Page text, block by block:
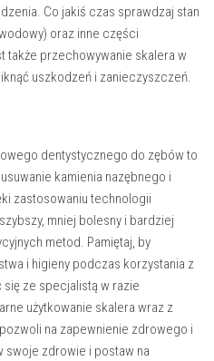
Co jakiś czas sprawdzaj stan
oraz inne części
także przechowywanie skalera w
uszkodzeń i zanieczyszczeń.
dentystycznego do zębów to
kamienia nazębnego i
zastosowaniu technologii
mniej bolesny i bardziej
metod. Pamiętaj, by
i higieny podczas korzystania z
się ze specjalistą w razie
użytkowanie skalera wraz z
na zapewnienie zdrowego i
swoje zdrowie i postaw na